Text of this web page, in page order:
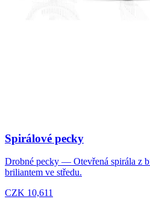
Spirálové pecky
Drobné pecky — Otevřená spirála z
briliantem ve středu.
CZK 10,611